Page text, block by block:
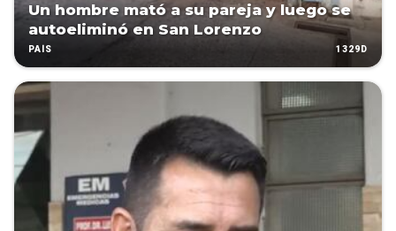
Un hombre mató a su pareja y luego se
autoeliminó en San Lorenzo
PAÍS 1329D